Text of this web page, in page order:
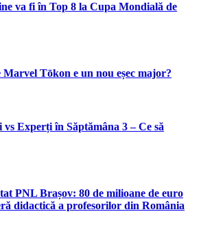
va fi în Top 8 la Cupa Mondială de
Tōkon e un nou eșec major?
Experți în Săptămâna 3 – Ce să
PNL Brașov: 80 de milioane de euro
didactică a profesorilor din România